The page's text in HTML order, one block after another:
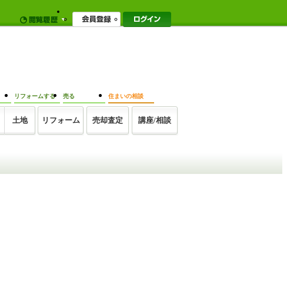
土地
リフォームする
リフォーム
売る
売却査定
住まいの相談
講座/相談